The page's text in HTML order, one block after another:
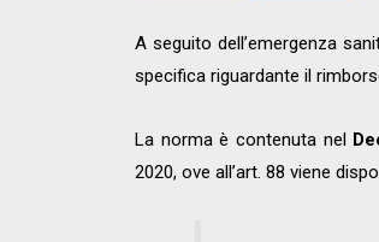
A seguito dell’emergenza
specifica riguardante il
La norma è contenuta nel
2020, ove all’art. 88 viene